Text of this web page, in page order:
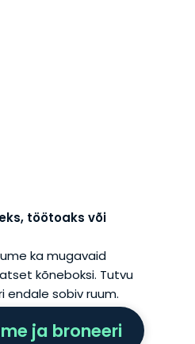
töötoaks või
ka mugavaid
kõneboksi. Tutvu
endale sobiv ruum.
ja broneeri